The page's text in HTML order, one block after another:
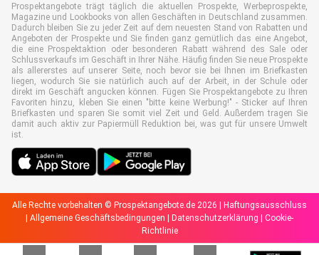
Prospektangebote trägt täglich die aktuellen Prospekte, Werbeprospekte,
Magazine und Lookbooks von allen Geschäften in Deutschland zusammen.
Dadurch bleiben Sie zu jeder Zeit auf dem neuesten Stand von Rabatten und
Angeboten der Prospekte und Sie finden ganz gemütlich das eine Angebot,
die eine Prospektaktion oder besonderen Rabatt während des Sale oder
Schlussverkaufs im Geschäft in Ihrer Nähe. Häufig finden Sie neue Prospekte
als allererstes auf unserer Seite, noch bevor sie bei Ihnen im Briefkasten
liegen, wodurch Sie sie natürlich auch auf der Arbeit, in der Schule oder
direkt im Geschäft angucken können. Fügen Sie Prospektangebote zu Ihren
Favoriten hinzu, kleben Sie einen "bitte keine Werbung!" - Sticker auf Ihren
Briefkasten und sparen Sie somit viel Zeit und Geld. Außerdem tragen Sie
damit auch aktiv zur Papiermüll Reduktion bei, was gut für unsere Umwelt
ist.
Alle Rechte vorbehalten © Prospektangebote.de 2026 | Haftungsausschluss
| Allgemeine Geschäftsbedingungen | Datenschutzerklärung | Cookie-
Richtlinie